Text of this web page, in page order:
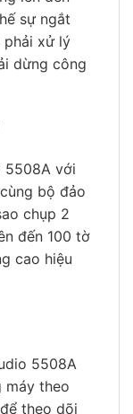
sự ngắt
phải xử lý
dừng công
5508A với
bộ đảo
chụp 2
đến 100 tờ
cao hiệu
5508A
máy theo
theo dõi